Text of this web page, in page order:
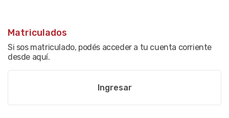
Matriculados
Si sos matriculado, podés acceder a tu cuenta corriente
desde aquí.
Ingresar